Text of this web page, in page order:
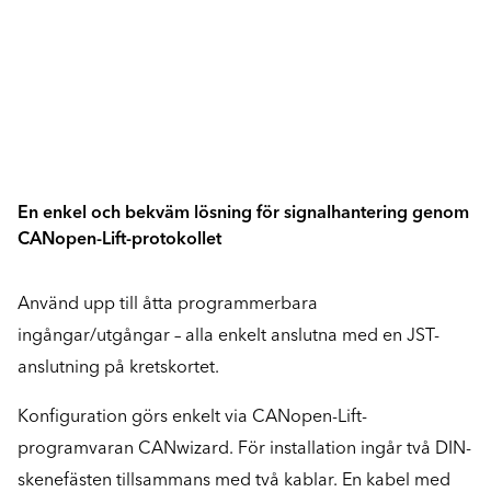
En enkel och bekväm lösning för signalhantering genom
CANopen-Lift-protokollet
Använd upp till åtta programmerbara
ingångar/utgångar – alla enkelt anslutna med en JST-
anslutning på kretskortet.
Konfiguration görs enkelt via CANopen-Lift-
programvaran CANwizard. För installation ingår två DIN-
skenefästen tillsammans med två kablar. En kabel med